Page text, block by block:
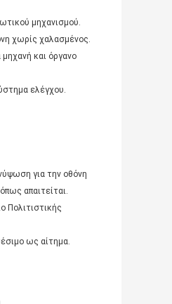
μηχανισμού.
χωρίς χαλασμένος.
και όργανο
ελέγχου.
για την οθόνη
απαιτείται.
Πολιτιστικής
ως αίτημα.